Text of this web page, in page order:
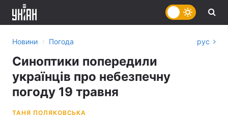
Новини › Погода рус
Синоптики попередили
українців про небезпечну
погоду 19 травня
ТАНЯ ПОЛЯКОВСЬКА